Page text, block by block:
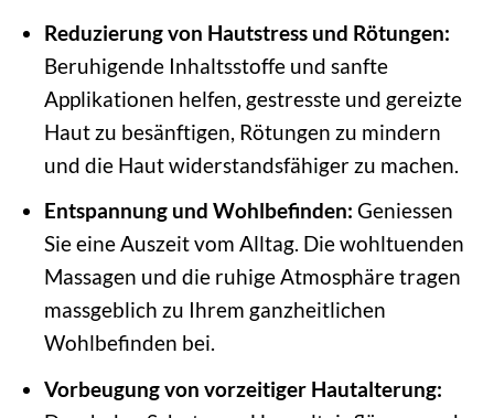
Reduzierung von Hautstress und Rötungen:
Beruhigende Inhaltsstoffe und sanfte
Applikationen helfen, gestresste und gereizte
Haut zu besänftigen, Rötungen zu mindern
und die Haut widerstandsfähiger zu machen.
Entspannung und Wohlbefinden: Geniessen
Sie eine Auszeit vom Alltag. Die wohltuenden
Massagen und die ruhige Atmosphäre tragen
massgeblich zu Ihrem ganzheitlichen
Wohlbefinden bei.
Vorbeugung von vorzeitiger Hautalterung: